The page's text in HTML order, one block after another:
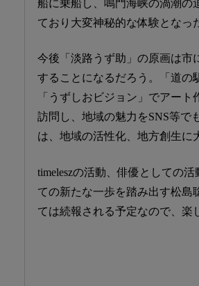
船に乗船し、鳴門海峡の渦潮の
ており大変神秘的な体験となっ
今後「淡路うず助」の原画は市
することになるだろう。「道の
「うずしおビジョン」でアー
訪問し、地域の魅力をSNS等で
は、地域の活性化、地方創生に
timeleszの活動、俳優としての
ての新たな一歩を踏み出す松島
ては続報される予定なので、楽